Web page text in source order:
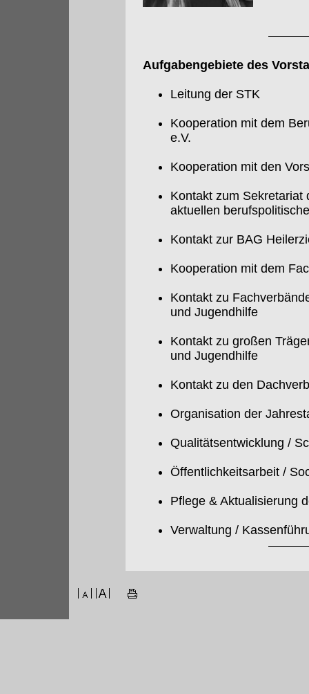
Aufgabengebiete des
Leitung der STK
Kooperation mit dem
e.V.
Kooperation mit den
Kontakt zum Sekretariat
aktuellen
Kontakt zur BAG
Kooperation mit dem
Kontakt zu
und Jugendhilfe
Kontakt zu großen
und Jugendhilfe
Kontakt zu den
Organisation der
Qualitätsentwicklung /
Öffentlichkeitsarbeit /
Pflege & Aktualisierung
Verwaltung /